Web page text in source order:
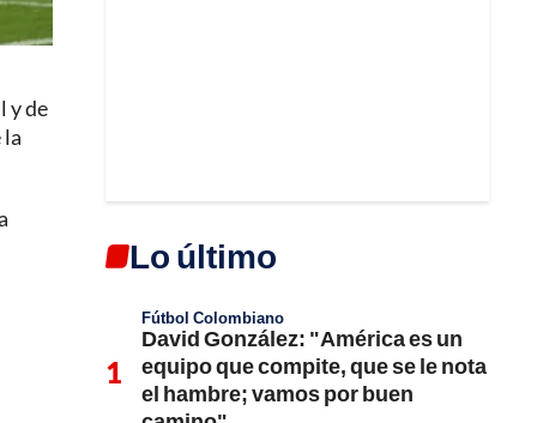
y de
la
Lo último
Fútbol Colombiano
David González: "América es un
equipo que compite, que se le nota
el hambre; vamos por buen